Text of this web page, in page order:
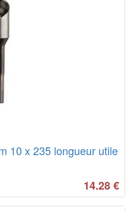
10 x 235 longueur utile
14.28€